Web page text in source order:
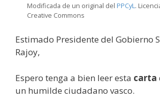
Modificada de un original del PPCyL .
Creative Commons
Estimado Presidente del Gobierno
Rajoy,
Espero tenga a bien leer esta carta
un humilde ciudadano vasco.